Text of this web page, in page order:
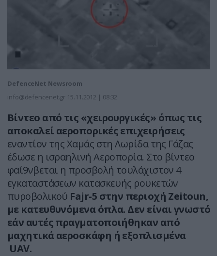
DefenceNet Newsroom
info@defencenet.gr 15.11.2012 | 08:32
Βίντεο από τις «χειρουργικές» όπως τις
αποκαλεί αεροπορικές επιχειρήσεις
εναντίον της Χαμάς στη Λωρίδα της Γάζας
έδωσε η ισραηλινή Αεροπορία. Στο βίντεο
φαί9νβεται η προσβολή τουλάχιστον 4
εγκαταστάσεων κατασκευής ρουκετών
πυροβολικού Fajr-5 στην περιοχή Zeitοun,
με κατευθυνόμενα όπλα. Δεν είναι γνωστό
εάν αυτές πραγματοποιήθηκαν από
μαχητικά αεροσκάφη ή εξοπλισμένα
UAV.